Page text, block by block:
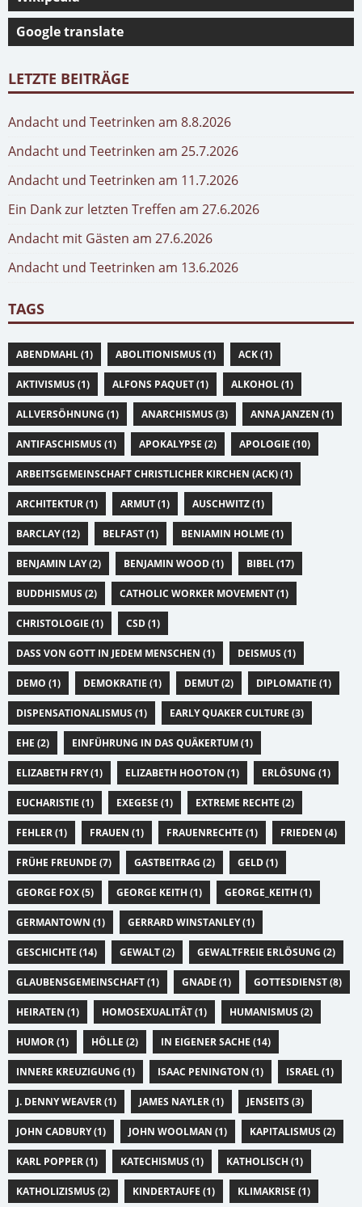
Google translate
LETZTE BEITRÄGE
Andacht und Teetrinken am 8.8.2026
Andacht und Teetrinken am 25.7.2026
Andacht und Teetrinken am 11.7.2026
Ein Dank zur letzten Treffen am 27.6.2026
Andacht mit Gästen am 27.6.2026
Andacht und Teetrinken am 13.6.2026
TAGS
ABENDMAHL (1) ABOLITIONISMUS (1) ACK (1)
AKTIVISMUS (1) ALFONS PAQUET (1) ALKOHOL (1)
ALLVERSÖHNUNG (1) ANARCHISMUS (3) ANNA JANZEN (1)
ANTIFASCHISMUS (1) APOKALYPSE (2) APOLOGIE (10)
ARBEITSGEMEINSCHAFT CHRISTLICHER KIRCHEN (ACK) (1)
ARCHITEKTUR (1) ARMUT (1) AUSCHWITZ (1)
BARCLAY (12) BELFAST (1) BENIAMIN HOLME (1)
BENJAMIN LAY (2) BENJAMIN WOOD (1) BIBEL (17)
BUDDHISMUS (2) CATHOLIC WORKER MOVEMENT (1)
CHRISTOLOGIE (1) CSD (1)
DASS VON GOTT IN JEDEM MENSCHEN (1) DEISMUS (1)
DEMO (1) DEMOKRATIE (1) DEMUT (2) DIPLOMATIE (1)
DISPENSATIONALISMUS (1) EARLY QUAKER CULTURE (3)
EHE (2) EINFÜHRUNG IN DAS QUÄKERTUM (1)
ELIZABETH FRY (1) ELIZABETH HOOTON (1) ERLÖSUNG (1)
EUCHARISTIE (1) EXEGESE (1) EXTREME RECHTE (2)
FEHLER (1) FRAUEN (1) FRAUENRECHTE (1) FRIEDEN (4)
FRÜHE FREUNDE (7) GASTBEITRAG (2) GELD (1)
GEORGE FOX (5) GEORGE KEITH (1) GEORGE_KEITH (1)
GERMANTOWN (1) GERRARD WINSTANLEY (1)
GESCHICHTE (14) GEWALT (2) GEWALTFREIE ERLÖSUNG (2)
GLAUBENSGEMEINSCHAFT (1) GNADE (1) GOTTESDIENST (8)
HEIRATEN (1) HOMOSEXUALITÄT (1) HUMANISMUS (2)
HUMOR (1) HÖLLE (2) IN EIGENER SACHE (14)
INNERE KREUZIGUNG (1) ISAAC PENINGTON (1) ISRAEL (1)
J. DENNY WEAVER (1) JAMES NAYLER (1) JENSEITS (3)
JOHN CADBURY (1) JOHN WOOLMAN (1) KAPITALISMUS (2)
KARL POPPER (1) KATECHISMUS (1) KATHOLISCH (1)
KATHOLIZISMUS (2) KINDERTAUFE (1) KLIMAKRISE (1)